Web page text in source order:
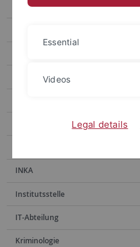
Fachinformationsdienste
Historischer Lesesaal
INKA
Institutsstelle
IT-Abteilung
Kriminologie
Essential
Videos
Legal details